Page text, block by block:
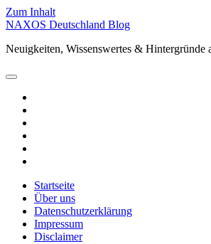
Zum Inhalt
NAXOS Deutschland Blog
Neuigkeiten, Wissenswertes &
Hauptmenü
Startseite
Über uns
Datenschutzerklärung
Impressum
Disclaimer